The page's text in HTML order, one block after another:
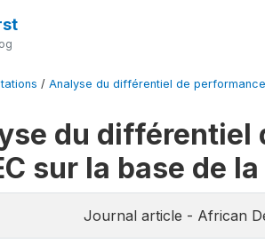
/ Analyse du différentiel de
du différentiel
sur la base de
Journal article - African